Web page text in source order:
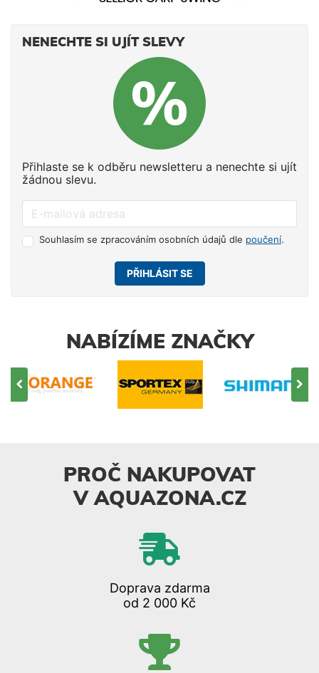
NENECHTE SI UJÍT SLEVY
Přihlaste se k odběru newsletteru a nenechte si ujít
žádnou slevu.
Souhlasím se zpracováním osobních údajů dle poučení.
PŘIHLÁSIT SE
NABÍZÍME ZNAČKY
PROČ NAKUPOVAT
V AQUAZONA.CZ
Doprava zdarma
od 2 000 Kč